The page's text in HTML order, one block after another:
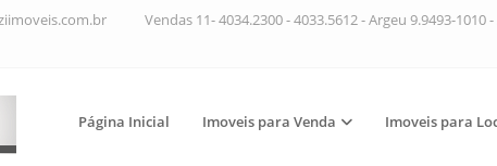
Vendas 11- 4034.2300 - 4033.5612 - Argeu 9.9493-
Página Inicial Imoveis para Venda Imoveis para